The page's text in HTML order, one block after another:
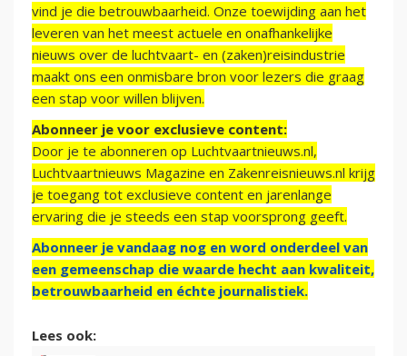
vind je die betrouwbaarheid. Onze toewijding aan het
leveren van het meest actuele en onafhankelijke
nieuws over de luchtvaart- en (zaken)reisindustrie
maakt ons een onmisbare bron voor lezers die graag
een stap voor willen blijven.
Abonneer je voor exclusieve content:
Door je te abonneren op Luchtvaartnieuws.nl,
Luchtvaartnieuws Magazine en Zakenreisnieuws.nl krijg
je toegang tot exclusieve content en jarenlange
ervaring die je steeds een stap voorsprong geeft.
Abonneer je vandaag nog en word onderdeel van
een gemeenschap die waarde hecht aan kwaliteit,
betrouwbaarheid en échte journalistiek.
Lees ook: